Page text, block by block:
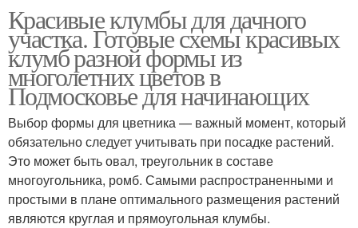
Красивые клумбы для дачного
участка. Готовые схемы красивых
клумб разной формы из
многолетних цветов в
Подмосковье для начинающих
Выбор формы для цветника — важный момент, который
обязательно следует учитывать при посадке растений.
Это может быть овал, треугольник в составе
многоугольника, ромб. Самыми распространенными и
простыми в плане оптимального размещения растений
являются круглая и прямоугольная клумбы.